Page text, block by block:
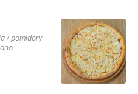
/ pomidory